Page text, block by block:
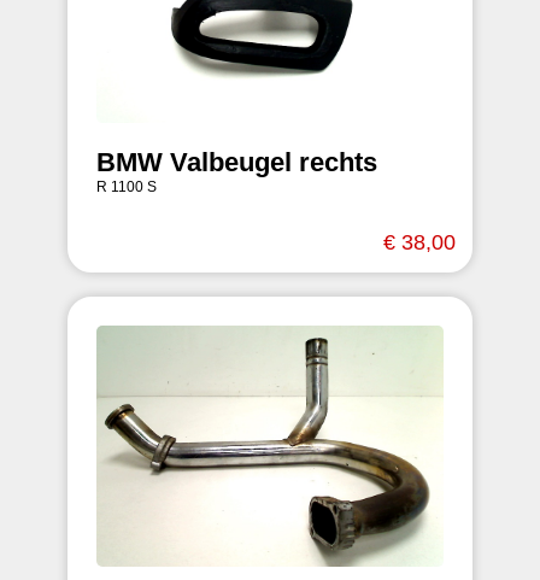
BMW Valbeugel rechts
R 1100 S
€ 38,00